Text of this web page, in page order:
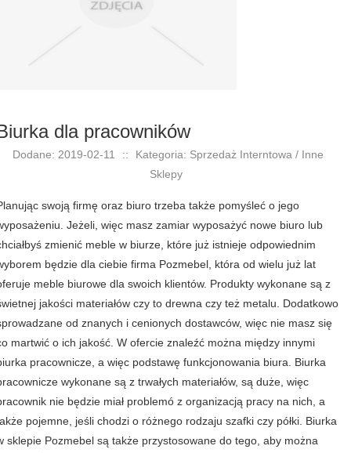
dla pracowników
Dodane: 2019-02-11 ::
Kategoria: Sprzedaż Interntowa / Inne
Sklepy
swoją firmę oraz biuro trzeba także pomyśleć o jego
Jeżeli, więc masz zamiar wyposażyć nowe biuro lub
zmienić meble w biurze, które już istnieje odpowiednim
będzie dla ciebie firma Pozmebel, która od wielu już lat
meble biurowe dla swoich klientów. Produkty wykonane są z
jakości materiałów czy to drewna czy też metalu. Dodatkowo
od znanych i cenionych dostawców, więc nie masz się
martwić o ich jakość. W ofercie znaleźć można między innymi
pracownicze, a więc podstawę funkcjonowania biura. Biurka
wykonane są z trwałych materiałów, są duże, więc
nie będzie miał problemó z organizacją pracy na nich, a
pojemne, jeśli chodzi o różnego rodzaju szafki czy półki. Biurka
sklepie Pozmebel są także przystosowane do tego, aby można